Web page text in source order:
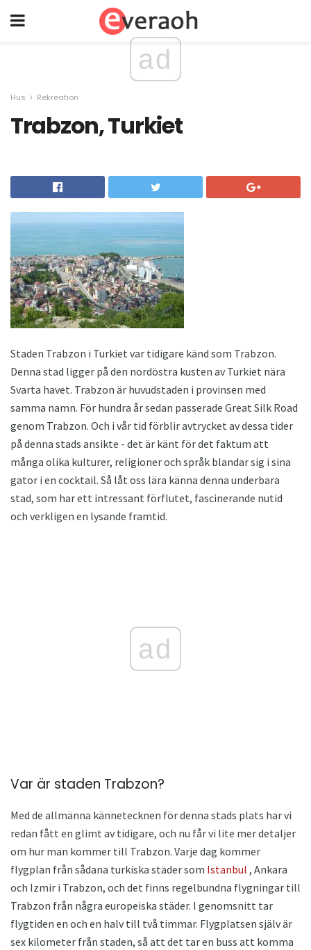
ad
Hus Rekreation
Trabzon, Turkiet
Staden Trabzon i Turkiet var tidigare känd som Trabzon.
Denna stad ligger på den nordöstra kusten av Turkiet nära
Svarta havet. Trabzon är huvudstaden i provinsen med
samma namn. För hundra år sedan passerade Great Silk Road
genom Trabzon. Och i vår tid förblir avtrycket av dessa tider
på denna stads ansikte - det är känt för det faktum att
många olika kulturer, religioner och språk blandar sig i sina
gator i en cocktail. Så låt oss lära känna denna underbara
stad, som har ett intressant förflutet, fascinerande nutid
och verkligen en lysande framtid.
ad
Var är staden Trabzon?
Med de allmänna kännetecknen för denna stads plats har vi
redan fått en glimt av tidigare, och nu får vi lite mer detaljer
om hur man kommer till Trabzon. Varje dag kommer
flygplan från sådana turkiska städer som Istanbul , Ankara
och Izmir i Trabzon, och det finns regelbundna flygningar till
Trabzon från några europeiska städer. I genomsnitt tar
flygtiden en och en halv till två timmar. Flygplatsen själv är
sex kilometer från staden, så att det tar en buss att komma